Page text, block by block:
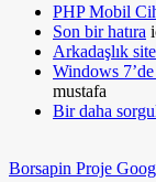
PHP Mobil
Son bir hatıra
Arkadaşlık
Windows
mustafa
Bir daha
Borsapin Proje